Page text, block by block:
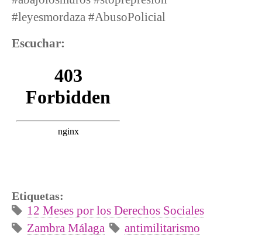
#leyesmordaza #AbusoPolicial
Escuchar:
Etiquetas:
12 Meses por los Derechos Sociales
Zambra Málaga
antimilitarismo